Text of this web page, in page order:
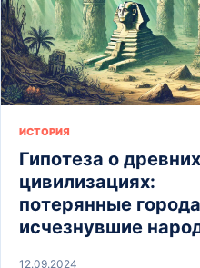
ИСТОРИЯ
Гипотеза о древних
цивилизациях:
потерянные
исчезнувшие
12.09.2024